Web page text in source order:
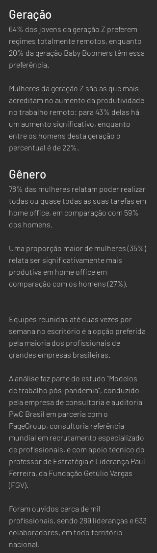
Geração
64% dos jovens da geração Z preferem
regimes totalmente remotos, enquanto
20% da geração Baby Boomers têm essa
preferência.
Mulheres da geração Z são as que mais
acreditam no aumento da produtividade
no trabalho remoto: para 43% delas há
um aumento significativo, enquanto
entre os homens desta geração o
percentual é de 22%.
Gênero
78% das mulheres relatam poder realizar
todas ou quase todas as suas tarefas em
home office, em comparação com 59%
dos homens.
Uma proporção maior de mulheres (35%)
relata ser significativamente mais
produtiva em home office em
comparação com os homens (27%).
Equipes reunidas até duas vezes por
semana no escritório é a opção preferida
pela maioria dos profissionais de
grandes empresas brasileiras.
A análise faz parte do estudo “Modelos
de trabalho pós-pandemia”, conduzido
pela empresa de consultoria e auditoria
PwC Brasil em parceria com o
PageGroup, consultoria referência
mundial em recrutamento especializado
de profissionais, e com apoio técnico do
professor de Estratégia e Liderança Paul
Ferreira, da Fundação Getúlio Vargas
(FGV).
Foram ouvidos cerca de mil
profissionais, sendo 289 lideranças e 633
colaboradores, em todo território
nacional.